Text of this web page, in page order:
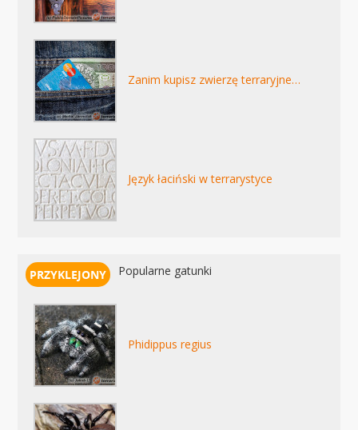
Zanim kupisz zwierzę terraryjne…
Język łaciński w terrarystyce
Popularne gatunki
Phidippus regius